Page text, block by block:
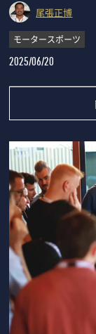
尾張正博
モータースポーツ
2025/06/20